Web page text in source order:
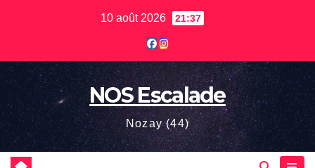
10 août 2026 21:37
NOS Escalade
Nozay (44)